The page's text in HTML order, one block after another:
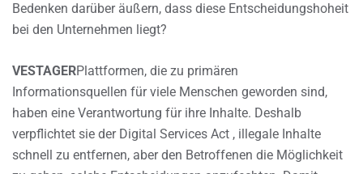
Bedenken darüber äußern, dass diese Entscheidungshoheit
bei den Unternehmen liegt?
VESTAGERPlattformen, die zu primären
Informationsquellen für viele Menschen geworden sind,
haben eine Verantwortung für ihre Inhalte. Deshalb
verpflichtet sie der Digital Services Act , illegale Inhalte
schnell zu entfernen, aber den Betroffenen die Möglichkeit